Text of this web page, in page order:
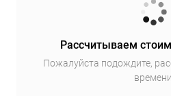
Рассчитываем
Пожалуйста подождите,
времени